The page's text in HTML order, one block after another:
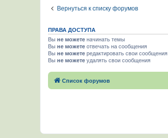
Вернуться к списку форумов
ПРАВА ДОСТУПА
Вы не можете начинать темы
Вы не можете отвечать на сообщения
Вы не можете редактировать свои сообщения
Вы не можете удалять свои сообщения
Список форумов